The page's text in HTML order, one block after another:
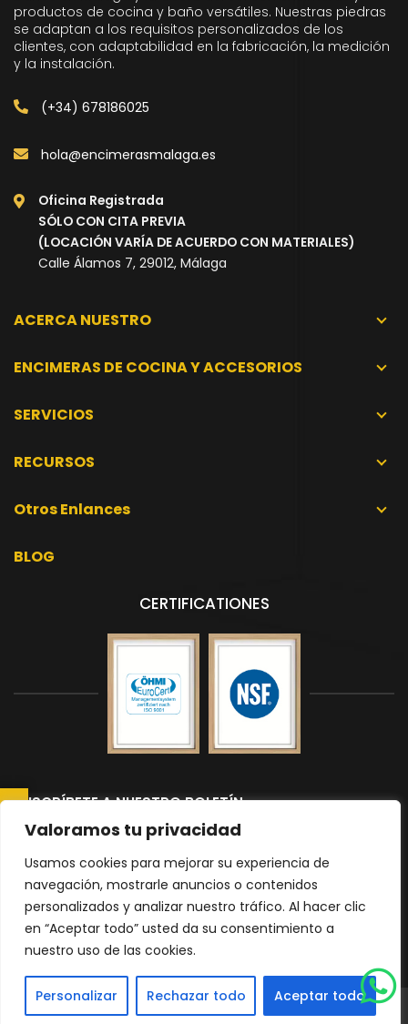
Valoramos tu privacidad
Usamos cookies para mejorar su experiencia de
navegación, mostrarle anuncios o contenidos
personalizados y analizar nuestro tráfico. Al hacer clic
en “Aceptar todo” usted da su consentimiento a
nuestro uso de las cookies.
Personalizar Rechazar todo Aceptar todo
productos de cocina y baño versátiles. Nuestras piedras
se adaptan a los requisitos personalizados de los
clientes, con adaptabilidad en la fabricación, la medición
y la instalación.
(+34) 678186025
hola@encimerasmalaga.es
Oficina Registrada
SÓLO CON CITA PREVIA
(LOCACIÓN VARÍA DE ACUERDO CON MATERIALES)
Calle Álamos 7, 29012, Málaga
ACERCA NUESTRO
ENCIMERAS DE COCINA Y ACCESORIOS
SERVICIOS
RECURSOS
Otros Enlances
BLOG
CERTIFICATIONES
SUSCRÍBETE A NUESTRO BOLETÍN
Suscríbete a nuestro boletín para recibir las últimas noticias y
Please
leave
this
field
Política de Privacidad
© 2026 Todos los derechos reservados Encimeras Malaga